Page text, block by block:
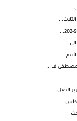
...
ومصطفى ف...
التعل...
كأس...